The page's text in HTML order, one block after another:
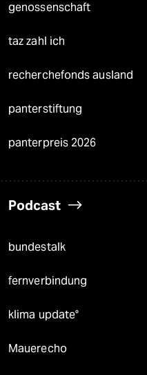
genossenschaft
taz zahl ich
recherchefonds ausland
panterstiftung
panterpreis 2026
Podcast
bundestalk
fernverbindung
klima update°
Mauerecho